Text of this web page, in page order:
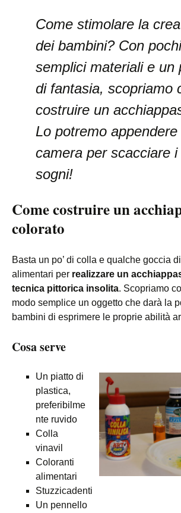
Come stimolare la
dei bambini? Con pochi
semplici materiali e un
di fantasia, scopriamo
costruire un
Lo potremo appendere
camera per scacciare
sogni!
Come costruire un
colorato
Basta un po’ di colla e qualche goccia
alimentari per realizzare un
tecnica pittorica insolita. Scopriamo
modo semplice un oggetto che darà la
bambini di esprimere le proprie abilità
Cosa serve
Un piatto di
plastica,
preferibilme
nte ruvido
Colla
vinavil
Coloranti
alimentari
Stuzzicadenti
Un pennello